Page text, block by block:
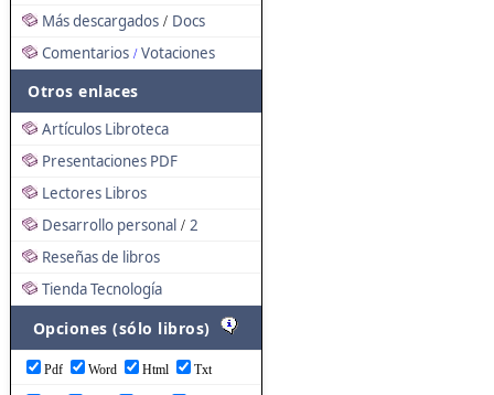
Más descargados / Docs
Comentarios / Votaciones
Otros enlaces
Artículos Libroteca
Presentaciones PDF
Lectores Libros
Desarrollo personal / 2
Reseñas de libros
Tienda Tecnología
Opciones (sólo libros)
Pdf Word Html Txt